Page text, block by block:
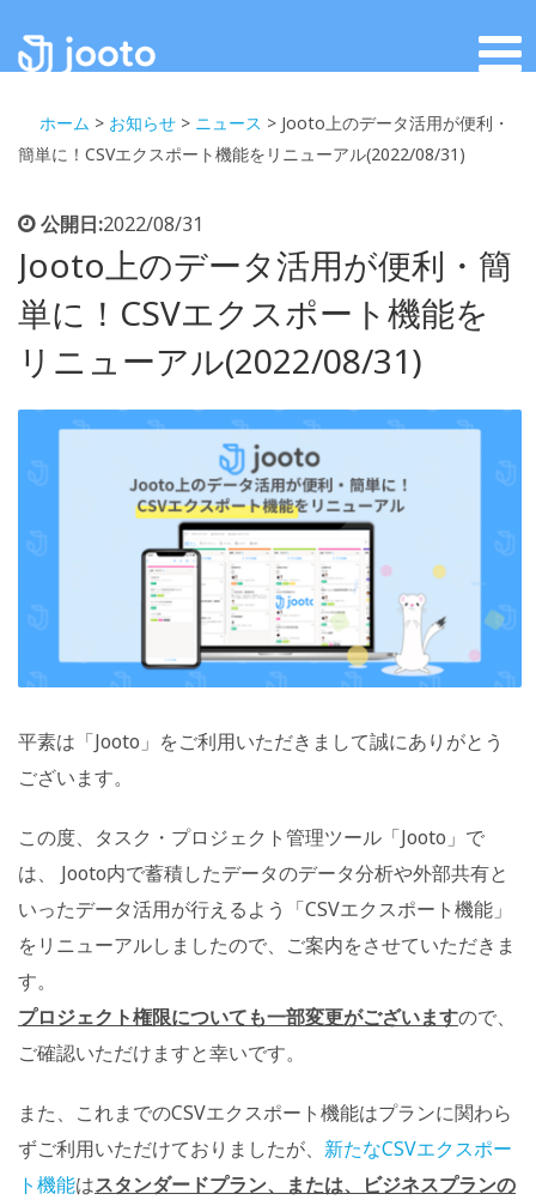
ホーム > お知らせ > ニュース > Jooto上のデータ活用が便利・
簡単に！CSVエクスポート機能をリニューアル(2022/08/31)
公開日:2022/08/31
Jooto上のデータ活用が便利・簡
単に！CSVエクスポート機能を
リニューアル(2022/08/31)
平素は「Jooto」をご利用いただきまして誠にありがとう
ございます。
この度、タスク・プロジェクト管理ツール「Jooto」で
は、 Jooto内で蓄積したデータのデータ分析や外部共有と
いったデータ活用が行えるよう「CSVエクスポート機能」
をリニューアルしましたので、ご案内をさせていただきま
す。
プロジェクト権限についても一部変更がございますので、
ご確認いただけますと幸いです。
また、これまでのCSVエクスポート機能はプランに関わら
ずご利用いただけておりましたが、 新たなCSVエクスポー
ト機能はスタンダードプラン、または、ビジネスプランの